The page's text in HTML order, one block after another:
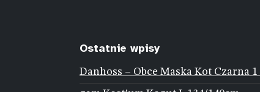
Ostatnie wpisy
Danhoss – Obce Maska Kot Czarna 1